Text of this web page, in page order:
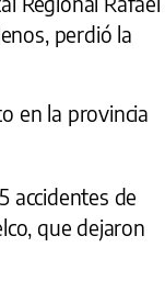
perdió la
en la provincia
accidentes de
que dejaron